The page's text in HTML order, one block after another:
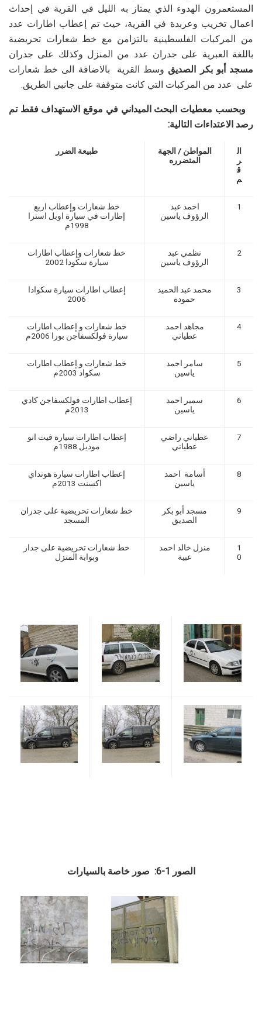
المستعمرون الهدوء الذي يمتاز به الليل في القرية في إحداث
اعمال تخريب وعربدة في القرية، حيث تم إعطاب اطارات عدد
من المركبات الفلسطينية بالتزامن مع خط شعارات تحريضية
باللغة العبرية على جدران عدد من المنزل وكذلك على جدران
مسجد أبو بكر الصديق وسط القرية بالاضافة الى خط شعارات
على عدد من المركبات التي كانت متوقفة على جانبي الطريق.
وبحسب معطيات البحث الميداني في موقع الاستهداف فقط تم
رصد الاعتداءات التالية:
ال
ر
ق
م
المواطن / الجهة
المتضرره
طبيعة الضرر
1
احمد عبد
الرؤوف ياسين
خط شعارات وإعطاب اربع
إطارات في سيارة اوبل استرا
1998م
2
نظمي عبد
الرؤوف ياسين
خط شعارات وإعطاب اطارات
سيارة سكودا 2002
3
محمد عبد الحميد
حمودة
إعطاب اطارات سيارة سكوادا
2006
4
مجاهد احمد
عطياني
خط شعارات و إعطاب اطارات
سيارة فولكسفاجن بورا 2006م
5
سامر احمد
ياسين
خط شعارات و إعطاب اطارات
سكواد 2003م
6
سمير احمد
ياسين
إعطاب اطارات فولكسفاجن كادي
2013م
7
عطياني راضي
عطياني
إعطاب اطارات سيارة فيت انو
موديل 1988م
8
أسامة احمد
ياسين
إعطاب اطارات سيارة هونداي
اكسنت 2013م
9
مسجد أبو بكر
الصديق
خط شعارات تحريضية على جدران
المسجد
1
0
منزل خالد احمد
عبية
خط شعارات تحريضية على جدار
وبوابة المنزل
الصور 1-6: صور خاصة بالسيارات